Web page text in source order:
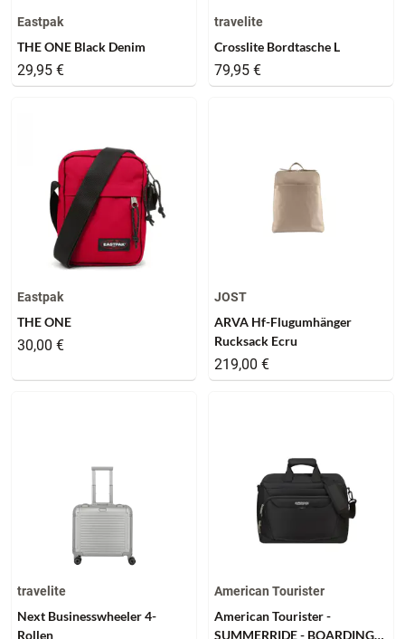
Eastpak
THE ONE Black Denim
29,95 €
travelite
Crosslite Bordtasche L
79,95 €
Eastpak
THE ONE
30,00 €
JOST
ARVA Hf-Flugumhänger
Rucksack Ecru
219,00 €
travelite
Next Businesswheeler 4-
Rollen
American Tourister
American Tourister -
SUMMERRIDE - BOARDING